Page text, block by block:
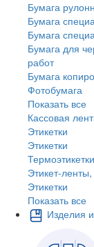
Бумага
Бумага
Бумага
Бумага для
работ
Бумага
Фотобумага
Показать все
Кассовая
Этикетки
Этикетки
Термоэтикетки
Этикет-
Этикетки
Показать все
Изделия